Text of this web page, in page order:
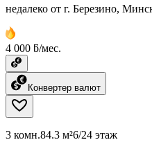
недалеко от г. Березино,
4 000 ƃ/мес.
Конвертер валют
3 комн.84.3 м²6/24 этаж